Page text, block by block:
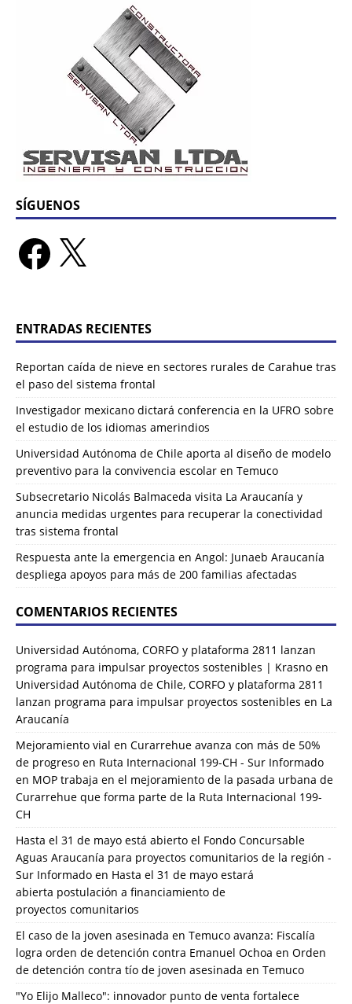
SÍGUENOS
ENTRADAS RECIENTES
Reportan caída de nieve en sectores rurales de Carahue tras
el paso del sistema frontal
Investigador mexicano dictará conferencia en la UFRO sobre
el estudio de los idiomas amerindios
Universidad Autónoma de Chile aporta al diseño de modelo
preventivo para la convivencia escolar en Temuco
Subsecretario Nicolás Balmaceda visita La Araucanía y
anuncia medidas urgentes para recuperar la conectividad
tras sistema frontal
Respuesta ante la emergencia en Angol: Junaeb Araucanía
despliega apoyos para más de 200 familias afectadas
COMENTARIOS RECIENTES
Universidad Autónoma, CORFO y plataforma 2811 lanzan
programa para impulsar proyectos sostenibles | Krasno en
Universidad Autónoma de Chile, CORFO y plataforma 2811
lanzan programa para impulsar proyectos sostenibles en La
Araucanía
Mejoramiento vial en Curarrehue avanza con más de 50%
de progreso en Ruta Internacional 199-CH - Sur Informado
en MOP trabaja en el mejoramiento de la pasada urbana de
Curarrehue que forma parte de la Ruta Internacional 199-
CH
Hasta el 31 de mayo está abierto el Fondo Concursable
Aguas Araucanía para proyectos comunitarios de la región -
Sur Informado en Hasta el 31 de mayo estará
abierta postulación a financiamiento de
proyectos comunitarios
El caso de la joven asesinada en Temuco avanza: Fiscalía
logra orden de detención contra Emanuel Ochoa en Orden
de detención contra tío de joven asesinada en Temuco
"Yo Elijo Malleco": innovador punto de venta fortalece